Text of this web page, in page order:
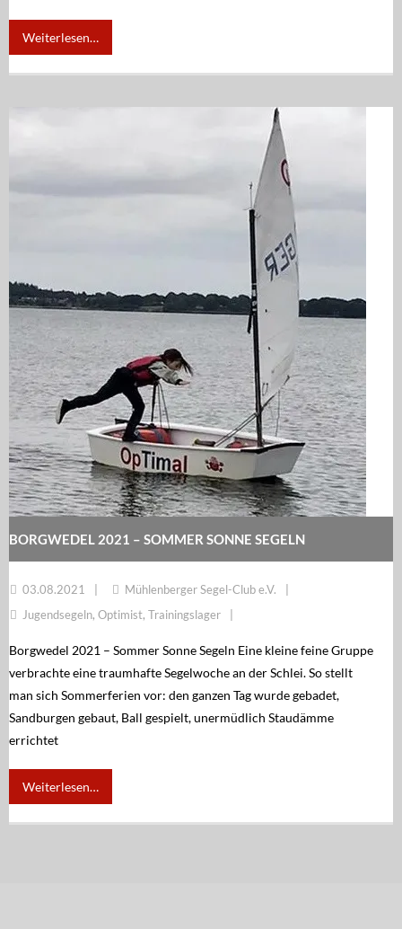
Weiterlesen…
BORGWEDEL 2021 – SOMMER SONNE SEGELN
03.08.2021
Mühlenberger Segel-Club e.V.
Jugendsegeln, Optimist, Trainingslager
Borgwedel 2021 – Sommer Sonne Segeln Eine kleine feine Gruppe
verbrachte eine traumhafte Segelwoche an der Schlei. So stellt
man sich Sommerferien vor: den ganzen Tag wurde gebadet,
Sandburgen gebaut, Ball gespielt, unermüdlich Staudämme
errichtet
Weiterlesen…